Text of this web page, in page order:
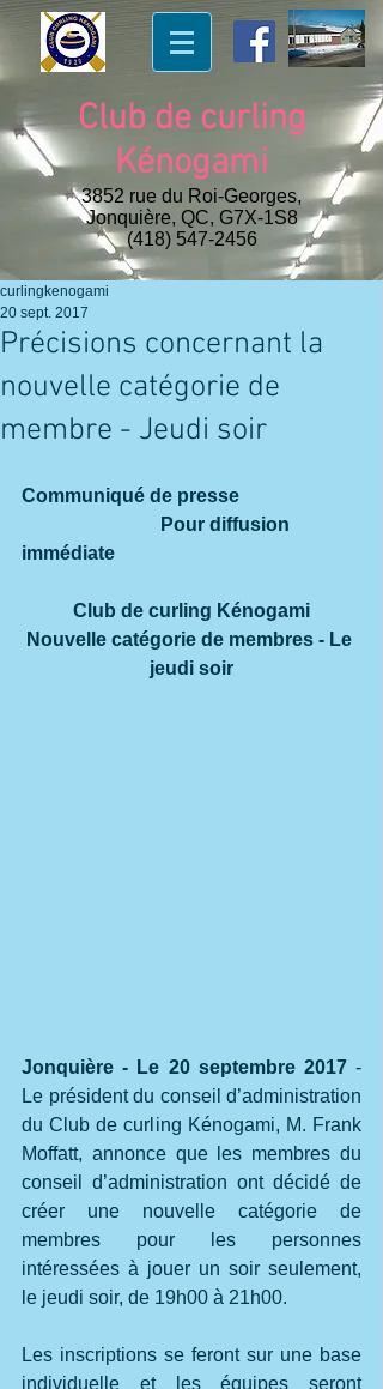
Club de curling
Kénogami
3852 rue du Roi-Georges,
Jonquière, QC, G7X-1S8
(418) 547-2456
Précisions concernant la
nouvelle catégorie de
membre - Jeudi soir
curlingkenogami
20 sept. 2017
Communiqué de presse
                             Pour diffusion
immédiate
Club de curling Kénogami
Nouvelle catégorie de membres - Le
jeudi soir
Jonquière - Le 20 septembre 2017 -
Le président du conseil d’administration
du Club de curling Kénogami, M. Frank
Moffatt, annonce que les membres du
conseil d’administration ont décidé de
créer une nouvelle catégorie de
membres pour les personnes
intéressées à jouer un soir seulement,
le jeudi soir, de 19h00 à 21h00.
Les inscriptions se feront sur une base
individuelle et les équipes seront